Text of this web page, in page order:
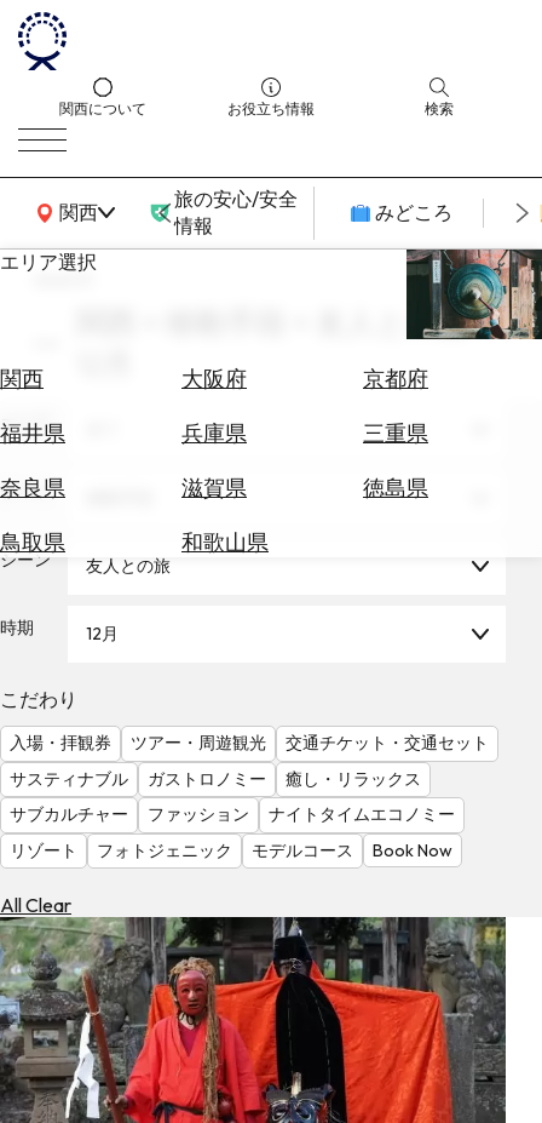
関西について お役立ち情報 検索
関西
関西広域MAP
旅の安心/安全
情報
みどころ
エリア選択
関西 大阪府
京都府
福井県
兵庫県
三重県
奈良県
滋賀県
徳島県
鳥取県
和歌山県
エ
券
テ
を
る
気
を
見
る
search
関西 × 移動手段 × 友人との旅 ×
エリア
テーマ
シーン 友人との旅
時期 12月
こだわり
入場・拝観券 ツアー・周遊観光
交通チケット・交通セット
サスティナブル
ガストロノミー
癒し・リラックス
サブカルチャー
ファッション
ナイトタイムエコノミー
リゾート
フォトジェニック モデルコース Book Now
All Clear